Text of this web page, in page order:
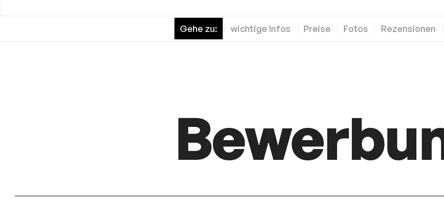
Gehe zu: wichtige Infos Preise Fotos Rezensionen